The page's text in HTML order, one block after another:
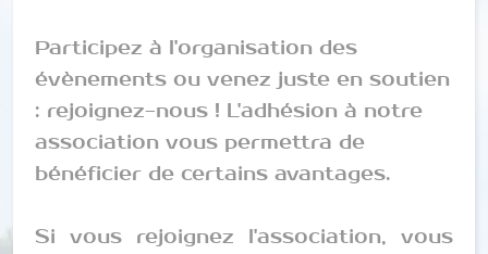
Participez à l'organisation des
évènements ou venez juste en soutien
: rejoignez-nous ! L'adhésion à notre
association vous permettra de
bénéficier de certains avantages.
Si vous rejoignez l'association, vous